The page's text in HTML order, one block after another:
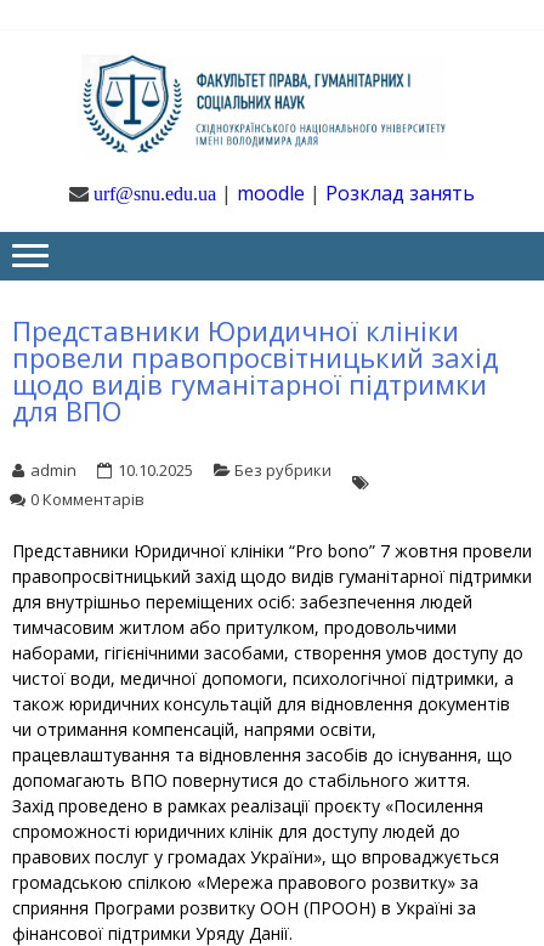
navigation
І
urf@snu.edu.ua | moodle | Розклад занять
Представники Юридичної клініки
провели правопросвітницький захід
щодо видів гуманітарної підтримки
для ВПО
admin 10.10.2025
Без рубрики
0 Комментарів
Представники Юридичної клініки “Pro bono” 7 жовтня провели
правопросвітницький захід щодо видів гуманітарної підтримки
для внутрішньо переміщених осіб: забезпечення людей
тимчасовим житлом або притулком, продовольчими
наборами, гігієнічними засобами, створення умов доступу до
чистої води, медичної допомоги, психологічної підтримки, а
також юридичних консультацій для відновлення документів
чи отримання компенсацій, напрями освіти,
працевлаштування та відновлення засобів до існування, що
допомагають ВПО повернутися до стабільного життя.
Захід проведено в рамках реалізації проєкту «Посилення
спроможності юридичних клінік для доступу людей до
правових послуг у громадах України», що впроваджується
громадською спілкою «Мережа правового розвитку» за
сприяння Програми розвитку ООН (ПРООН) в Україні за
фінансової підтримки Уряду Данії.